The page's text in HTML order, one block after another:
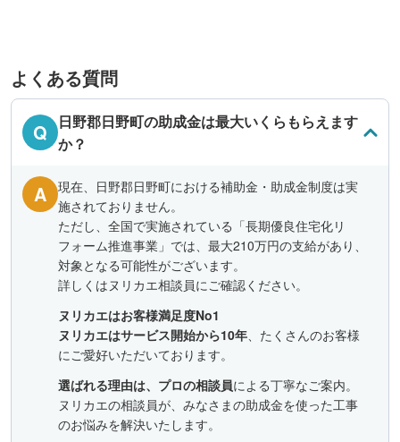
よくある質問
Q
日野郡日野町の助成金は最大いくらもらえます
か？
A
現在、日野郡日野町における補助金・助成金制度は実
施されておりません。
ただし、全国で実施されている「長期優良住宅化リ
フォーム推進事業」では、最大210万円の支給があり、
対象となる可能性がございます。
詳しくはヌリカエ相談員にご確認ください。
ヌリカエはお客様満足度No1
ヌリカエはサービス開始から10年、たくさんのお客様
にご愛好いただいております。
選ばれる理由は、プロの相談員による丁寧なご案内。
ヌリカエの相談員が、みなさまの助成金を使った工事
のお悩みを解決いたします。